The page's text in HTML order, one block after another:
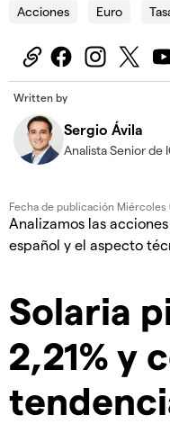
Acciones Euro
Written by
Sergio Ávila
Analista Senior de
Fecha de publicación Miércoles
Analizamos las
español y el aspecto
Solaria
2,21% y